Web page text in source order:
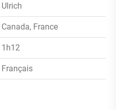
Ulrich
Canada, France
1h12
Français